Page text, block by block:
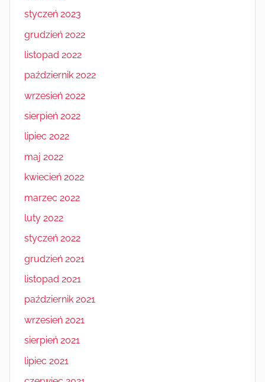
styczeń 2023
grudzień 2022
listopad 2022
październik 2022
wrzesień 2022
sierpień 2022
lipiec 2022
maj 2022
kwiecień 2022
marzec 2022
luty 2022
styczeń 2022
grudzień 2021
listopad 2021
październik 2021
wrzesień 2021
sierpień 2021
lipiec 2021